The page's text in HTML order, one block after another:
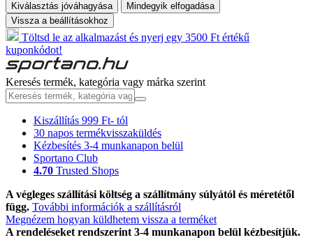
Kiválasztás jóváhagyása
Mindegyik elfogadása
Vissza a beállításokhoz
Töltsd le az alkalmazást és nyerj egy 3500 Ft értékű
kuponkódot!
Keresés termék, kategória vagy márka szerint
Kiszállítás 999 Ft- tól
30 napos termékvisszaküldés
Kézbesítés 3-4 munkanapon belül
Sportano Club
4.70 Trusted Shops
A végleges szállítási költség a szállítmány súlyától és méretétől
függ. További információk a szállításról
Megnézem hogyan küldhetem vissza a terméket
A rendeléseket rendszerint 3-4 munkanapon belül kézbesítjük.